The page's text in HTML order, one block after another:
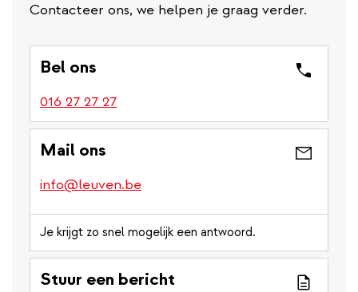
Contacteer ons, we helpen je graag verder.
Bel ons
016 27 27 27
Mail ons
info@leuven.be
Je krijgt zo snel mogelijk een antwoord.
Stuur een bericht